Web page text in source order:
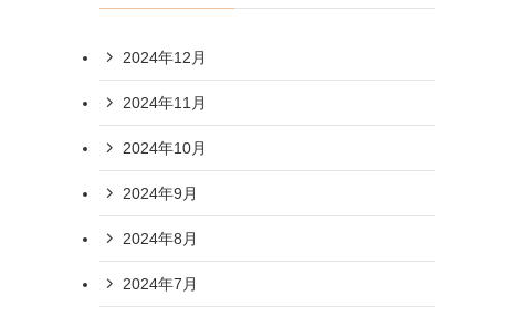
2024年12月
2024年11月
2024年10月
2024年9月
2024年8月
2024年7月